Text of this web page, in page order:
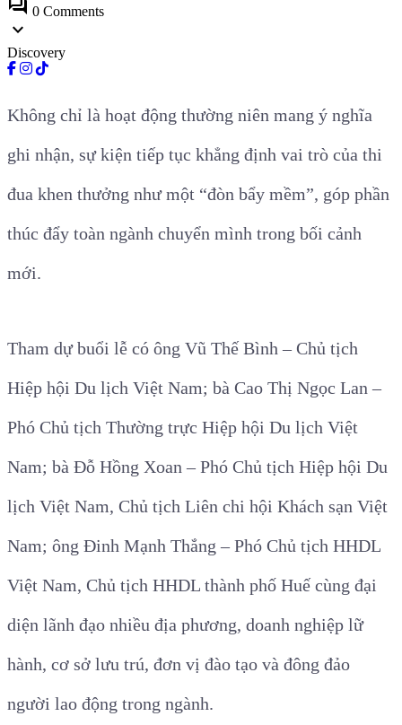
forum 0 Comments
expand_more
Discovery
Không chỉ là hoạt động thường niên mang ý nghĩa
ghi nhận, sự kiện tiếp tục khẳng định vai trò của thi
đua khen thưởng như một “đòn bẩy mềm”, góp phần
thúc đẩy toàn ngành chuyển mình trong bối cảnh
mới.
Tham dự buổi lễ có ông Vũ Thế Bình – Chủ tịch
Hiệp hội Du lịch Việt Nam; bà Cao Thị Ngọc Lan –
Phó Chủ tịch Thường trực Hiệp hội Du lịch Việt
Nam; bà Đỗ Hồng Xoan – Phó Chủ tịch Hiệp hội Du
lịch Việt Nam, Chủ tịch Liên chi hội Khách sạn Việt
Nam; ông Đinh Mạnh Thắng – Phó Chủ tịch HHDL
Việt Nam, Chủ tịch HHDL thành phố Huế cùng đại
diện lãnh đạo nhiều địa phương, doanh nghiệp lữ
hành, cơ sở lưu trú, đơn vị đào tạo và đông đảo
người lao động trong ngành.